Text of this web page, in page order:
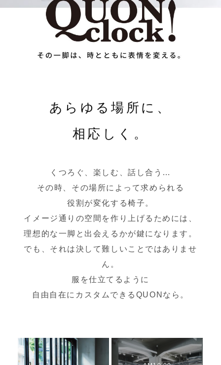
あらゆる場所に、
相応しく。
くつろぐ、楽しむ、話し合う…
その時、その場所によって求められる
役割が変化する椅子。
イメージ通りの空間を作り上げるためには、
理想的な一脚と出会えるかが鍵になります。
でも、それは決して難しいことではありませ
ん。
服を仕立てるように
自由自在にカスタムできるQUONなら。